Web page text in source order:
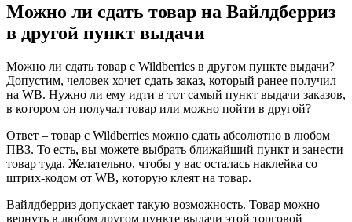
Можно ли сдать товар на Вайлдберриз
в другой пункт выдачи
Можно ли сдать товар с Wildberries в другом пункте выдачи?
Допустим, человек хочет сдать заказ, который ранее получил
на WB. Нужно ли ему идти в тот самый пункт выдачи заказов,
в котором он получал товар или можно пойти в другой?
Ответ – товар с Wildberries можно сдать абсолютно в любом
ПВЗ. То есть, вы можете выбрать ближайший пункт и занести
товар туда. Желательно, чтобы у вас осталась наклейка со
штрих-кодом от WB, которую клеят на товар.
Вайлдберриз допускает такую возможность. Товар можно
вернуть в любом другом пункте выдачи этой торговой